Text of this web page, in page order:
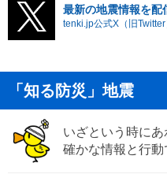
最新の地震情報を配
tenki.jp公式X（旧Twitter
「知る防災」地震
いざという時に
確かな情報と行